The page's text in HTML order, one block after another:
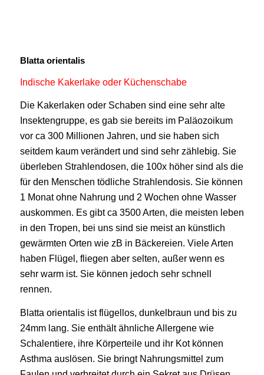
Blatta orientalis
Indische Kakerlake oder Küchenschabe
Die Kakerlaken oder Schaben sind eine sehr alte
Insektengruppe, es gab sie bereits im Paläozoikum
vor ca 300 Millionen Jahren, und sie haben sich
seitdem kaum verändert und sind sehr zählebig. Sie
überleben Strahlendosen, die 100x höher sind als die
für den Menschen tödliche Strahlendosis. Sie können
1 Monat ohne Nahrung und 2 Wochen ohne Wasser
auskommen. Es gibt ca 3500 Arten, die meisten leben
in den Tropen, bei uns sind sie meist an künstlich
gewärmten Orten wie zB in Bäckereien. Viele Arten
haben Flügel, fliegen aber selten, außer wenn es
sehr warm ist. Sie können jedoch sehr schnell
rennen.
Blatta orientalis ist flügellos, dunkelbraun und bis zu
24mm lang. Sie enthält ähnliche Allergene wie
Schalentiere, ihre Körperteile und ihr Kot können
Asthma auslösen. Sie bringt Nahrungsmittel zum